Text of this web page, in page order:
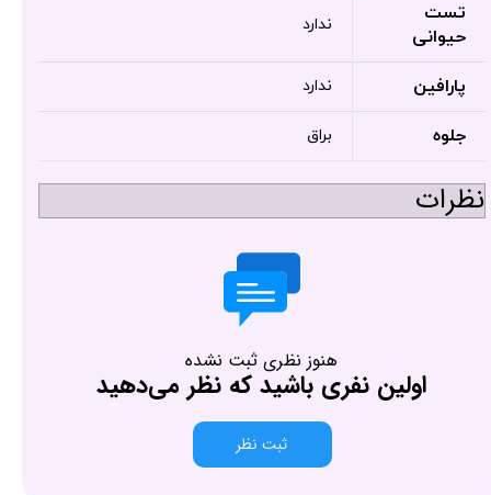
تست
حیوانی
ندارد
پارافین ندارد
جلوه براق
نظرات
هنوز نظری ثبت نشده
اولین نفری باشید که نظر می‌دهید
ثبت نظر